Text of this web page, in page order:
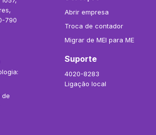
790
de
Abrir empresa
Troca de contador
Migrar de MEI para ME
Suporte
4020-8283
Ligação local